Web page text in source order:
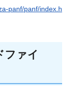
panf/panf/index.h
ファイ